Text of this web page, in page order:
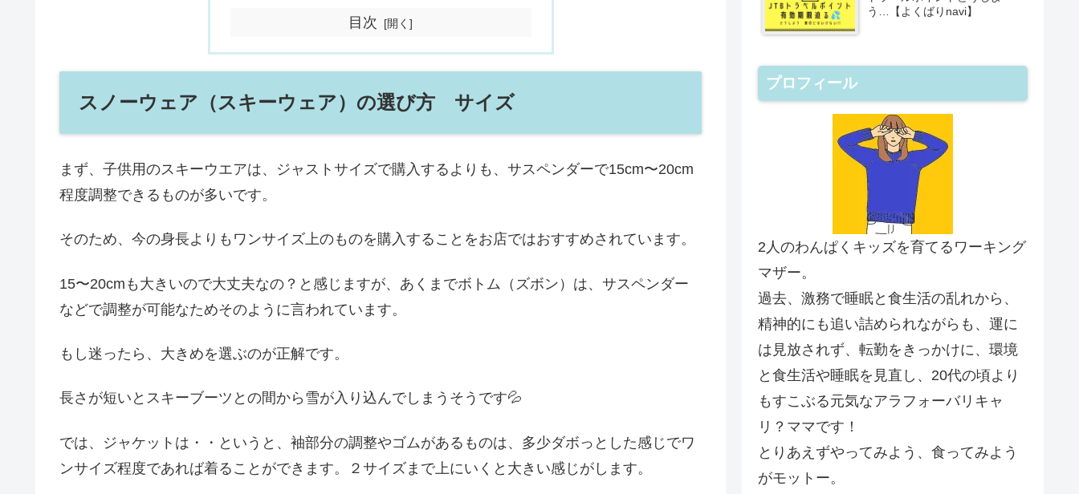
目次
スノーウェア（スキーウェア）の選び方 サイズ
まず、子供用のスキーウエアは、ジャストサイズで購入するよりも、サスペンダーで15cm〜20cm
程度調整できるものが多いです。
そのため、今の身長よりもワンサイズ上のものを購入することをお店ではおすすめされています。
15〜20cmも大きいので大丈夫なの？と感じますが、あくまでボトム（ズボン）は、サスペンダー
などで調整が可能なためそのように言われています。
もし迷ったら、大きめを選ぶのが正解です。
長さが短いとスキーブーツとの間から雪が入り込んでしまうそうです💦
では、ジャケットは・・というと、袖部分の調整やゴムがあるものは、多少ダボっとした感じでワ
ンサイズ程度であれば着ることができます。２サイズまで上にいくと大きい感じがします。
う…【よくばりnavi】
プロフィール
2人のわんぱくキッズを育てるワーキング
マザー。
過去、激務で睡眠と食生活の乱れから、
精神的にも追い詰められながらも、運に
は見放されず、転勤をきっかけに、環境
と食生活や睡眠を見直し、20代の頃より
もすこぶる元気なアラフォーバリキャ
リ？ママです！
とりあえずやってみよう、食ってみよう
がモットー。